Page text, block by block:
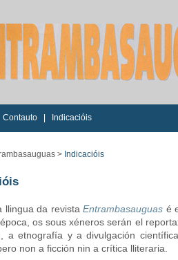
Contauto Indicacióis
> Indicacióis
llingua da revista Entrambasauguas é
os sous xéneros serán el
a etnografía y a divulgación
non a ficción nin a crítica lliteraria.